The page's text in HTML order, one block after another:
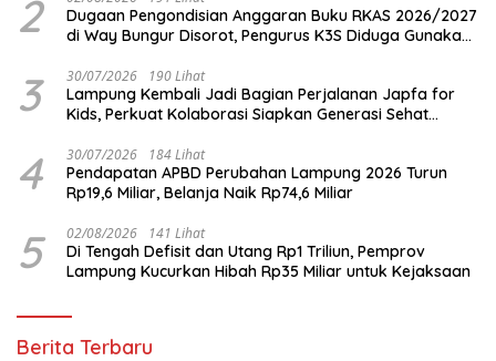
2
Dugaan Pengondisian Anggaran Buku RKAS 2026/2027
di Way Bungur Disorot, Pengurus K3S Diduga Gunakan
3 30/07/2026 190 Lihat
Lampung Kembali Jadi Bagian Perjalanan Japfa for
Kids, Perkuat Kolaborasi Siapkan Generasi Sehat
4 30/07/2026 184 Lihat
Pendapatan APBD Perubahan Lampung 2026 Turun
Rp19,6 Miliar, Belanja Naik Rp74,6 Miliar
5 02/08/2026 141 Lihat
Di Tengah Defisit dan Utang Rp1 Triliun, Pemprov
Lampung Kucurkan Hibah Rp35 Miliar untuk Kejaksaan
Berita Terbaru